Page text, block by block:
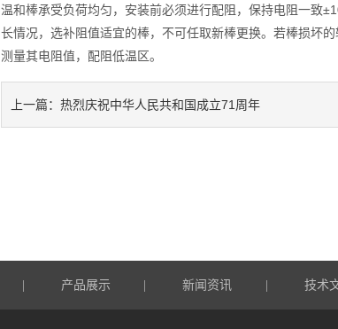
温和棒承受负荷均匀，安装前必须进行配阻，保持电阻一致
长情况，选补阻值适宜的棒，不可任取新棒更换。若棒损坏
测量其电阻值，配阻低温区。
上一篇： 热烈庆祝中华人民共和国成立71周年
产品展示 新闻资讯 技术